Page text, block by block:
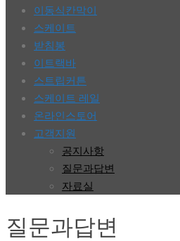
이동식칸막이
스케이트
받침봉
이트랙바
스트립커튼
스케이트 레일
온라인스토어
고객지원
공지사항
질문과답변
자료실
질문과답변